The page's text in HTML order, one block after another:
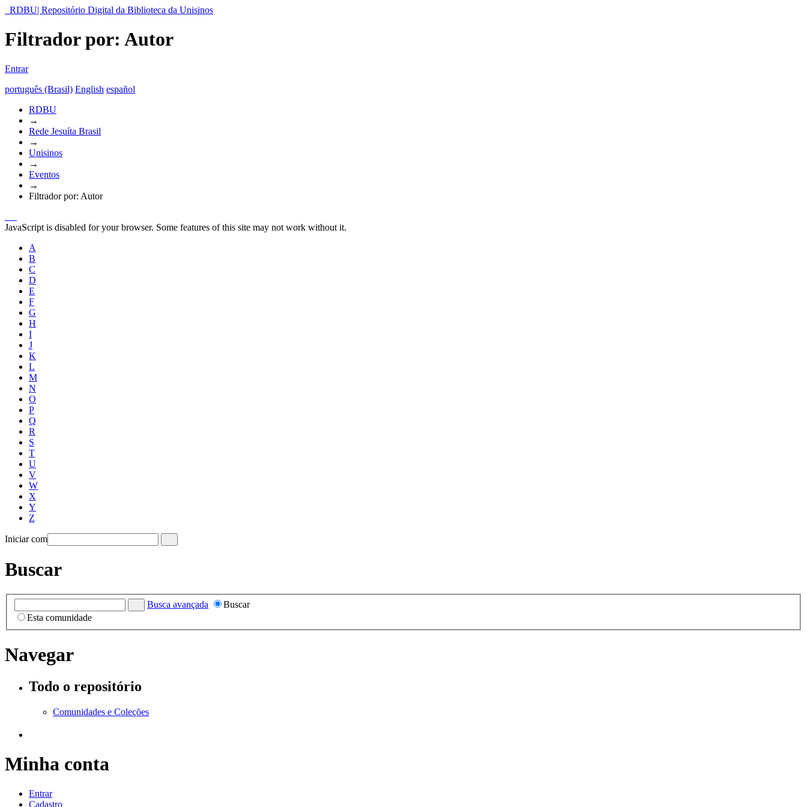
RDBU| Repositório Digital da Biblioteca da Unisinos
Filtrador por: Autor
Entrar
português (Brasil) English español
RDBU
→
Rede Jesuíta Brasil
→
Unisinos
→
Eventos
→
Filtrador por: Autor
JavaScript is disabled for your browser. Some features of this site may not work without it.
A
B
C
D
E
F
G
H
I
J
K
L
M
N
O
P
Q
R
S
T
U
V
W
X
Y
Z
Iniciar com
Buscar
Busca avançada
Buscar
Esta comunidade
Navegar
Todo o repositório
Comunidades e Coleções
Minha conta
Entrar
Cadastro